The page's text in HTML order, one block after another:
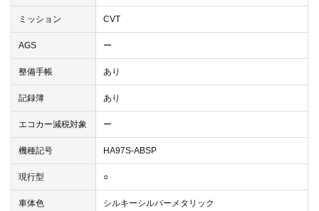
ミッション CVT
AGS ー
整備手帳 あり
記録簿 あり
エコカー減税対象 ー
機種記号 HA97S-ABSP
現行型 ○
車体色 シルキーシルバーメタリック